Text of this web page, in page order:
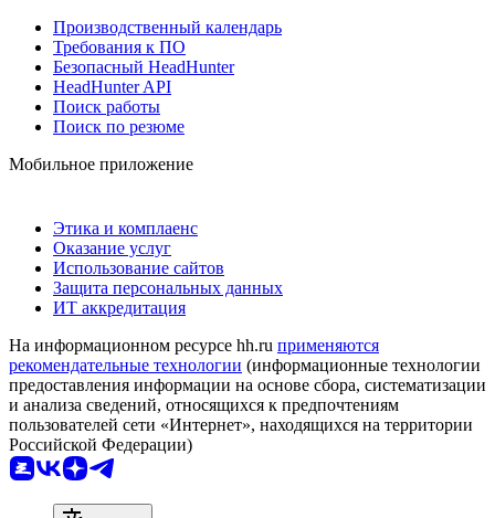
Производственный календарь
Требования к ПО
Безопасный HeadHunter
HeadHunter API
Поиск работы
Поиск по резюме
Мобильное приложение
Этика и комплаенс
Оказание услуг
Использование сайтов
Защита персональных данных
ИТ аккредитация
На информационном ресурсе hh.ru применяются
рекомендательные технологии (информационные технологии
предоставления информации на основе сбора, систематизации
и анализа сведений, относящихся к предпочтениям
пользователей сети «Интернет», находящихся на территории
Российской Федерации)